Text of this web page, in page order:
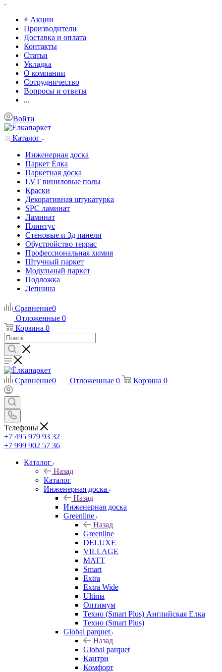
Акции
Производители
Доставка и оплата
Контакты
Статьи
Укладка
О компании
Сотрудничество
Вопросы и ответы
...
Войти
Каталог
Инженерная доска
Паркет Ёлка
Паркетная доска
LVT виниловые полы
Краски
Декоративная штукатурка
SPC ламинат
Ламинат
Плинтус
Стеновые и 3д панели
Обустройство террас
Профессиональная химия
Штучный паркет
Модульный паркет
Подложка
Лепнина
Сравнение0
Отложенные 0
Корзина 0
Сравнение0 Отложенные 0 Корзина 0
Телефоны
+7 495 979 93 32
+7 999 902 57 36
Каталог
Назад
Каталог
Инженерная доска
Назад
Инженерная доска
Greenline
Назад
Greenline
DELUXE
VILLAGE
MATT
Smart
Extra
Extra Wide
Ultima
Оптимум
Техно (Smart Plus) Английская Елка
Техно (Smart Plus)
Global parquet
Назад
Global parquet
Кантри
Комфорт